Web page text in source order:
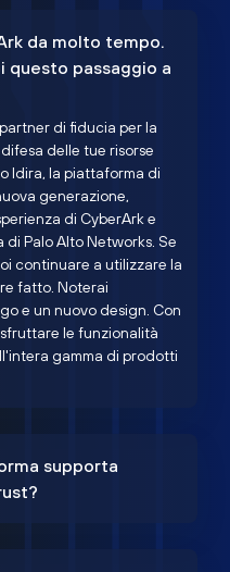
da molto tempo.
questo passaggio a
di fiducia per la
delle tue risorse
Idira, la piattaforma di
generazione,
di CyberArk e
Palo Alto Networks. Se
continuare a utilizzare la
fatto. Noterai
e un nuovo design. Con
le funzionalità
gamma di prodotti
supporta